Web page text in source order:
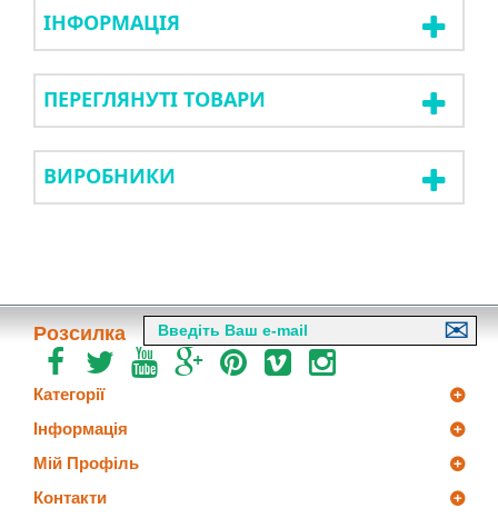
ІНФОРМАЦІЯ
ПЕРЕГЛЯНУТІ ТОВАРИ
ВИРОБНИКИ
Розсилка
Категорії
Інформація
Мій Профіль
Контакти